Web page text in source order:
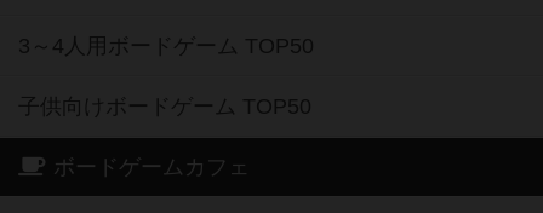
3～4人用ボードゲーム TOP50
子供向けボードゲーム TOP50
ボードゲームカフェ